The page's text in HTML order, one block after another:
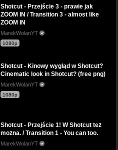
Shotcut - Przejście 3 - prawie jak
ZOOM IN / Transition 3 - almost like
ZOOM IN
MarekWolanYT
1080p
Shotcut - Kinowy wygląd w Shotcut?
Cinematic look in Shotcut? (free png)
MarekWolanYT
1080p
Shotcut - Przejście 1! W Shotcut też
można. / Transition 1 - You can too.
MarekWolanYT